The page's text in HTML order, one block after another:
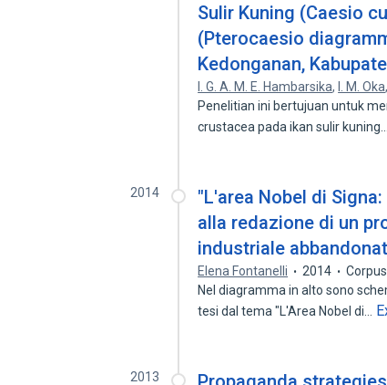
Sulir Kuning (Caesio
(Pterocaesio
Kedonganan,
I. G. A. M. E. Hambarsika, I. M. Oka,
Penelitian ini bertujuan untuk
crustacea pada ikan sulir kuning…
2014
"L'area Nobel di
alla redazione di un
industriale
Elena Fontanelli 2014
Nel diagramma in alto sono
tesi dal tema "L'Area Nobel di…
2013